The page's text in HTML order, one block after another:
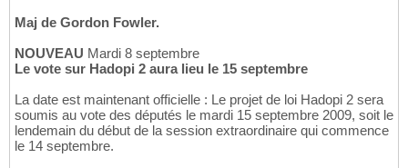
Maj de Gordon Fowler.
NOUVEAU Mardi 8 septembre
Le vote sur Hadopi 2 aura lieu le 15 septembre
La date est maintenant officielle : Le projet de loi Hadopi 2 sera
soumis au vote des députés le mardi 15 septembre 2009, soit le
lendemain du début de la session extraordinaire qui commence
le 14 septembre.